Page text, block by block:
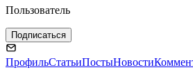
Пользователь
Подписаться
ПрофильСтатьиПостыНовости